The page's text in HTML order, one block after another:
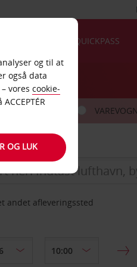
QUICKPASS
VAREVOGN
andet afleveringssted
og til at
også data
vores cookie-
OG LUK